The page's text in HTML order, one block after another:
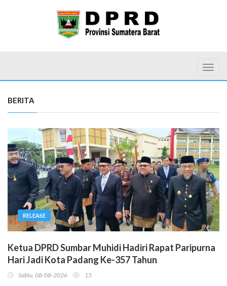
BERITA
RELEASE
Ketua DPRD Sumbar Muhidi Hadiri Rapat Paripurna
Hari Jadi Kota Padang Ke-357 Tahun
Sabtu, 08-08-2026 15